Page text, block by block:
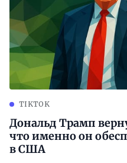
TIKTOK
Дональд Трамп
что именно он
в США